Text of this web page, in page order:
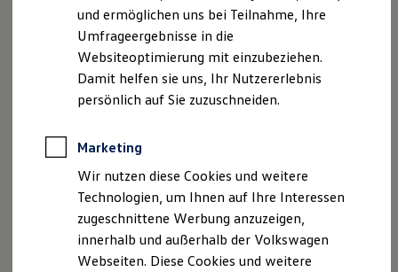
Elektromobilität
Elektroautos
ID. Tutorials
Elektrofahrzeugkonzepte
ID. EVERY1
Reichweite
Rekuperation
Laden unterwegs
Laden Zuhause
Ladestationen finden
Ladezeitensimulator
Batterie
Sicherheit
und ermöglichen uns bei Teilnahme, Ihre
Umfrageergebnisse in die
Websiteoptimierung mit einzubeziehen.
Damit helfen sie uns, Ihr Nutzererlebnis
persönlich auf Sie zuzuschneiden.
Marketing
Wir nutzen diese Cookies und weitere
Technologien, um Ihnen auf Ihre Interessen
zugeschnittene Werbung anzuzeigen,
innerhalb und außerhalb der Volkswagen
Webseiten. Diese Cookies und weitere